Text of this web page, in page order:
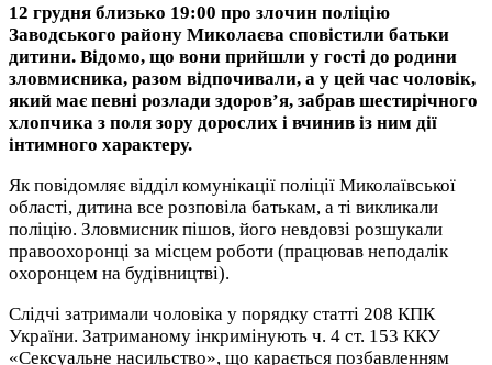
12 грудня близько 19:00 про злочин поліцію
Заводського району Миколаєва сповістили батьки
дитини. Відомо, що вони прийшли у гості до родини
зловмисника, разом відпочивали, а у цей час чоловік,
який має певні розлади здоров’я, забрав шестирічного
хлопчика з поля зору дорослих і вчинив із ним дії
інтимного характеру.
Як повідомляє відділ комунікації поліції Миколаївської
області, дитина все розповіла батькам, а ті викликали
поліцію. Зловмисник пішов, його невдовзі розшукали
правоохоронці за місцем роботи (працював неподалік
охоронцем на будівництві).
Слідчі затримали чоловіка у порядку статті 208 КПК
України. Затриманому інкримінують ч. 4 ст. 153 ККУ
«Сексуальне насильство», що карається позбавленням